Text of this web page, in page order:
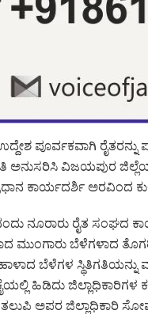
ಪೂರ್ವಕವಾಗಿ
ಅನುಸರಿಸಿ ವಿಜಯಪುರ
ಕಾರ್ಯದರ್ಶಿ ಅರವಿಂದ
ನೂರಾರು ರೈತ ಸಂಘದ
ಬೆಳೆಗಳಾದ ತೊಗರಿ,
ಬೆಳೆಗಳ
ಹಿಡಿದು
ತಲುಪಿ ಅಪರ